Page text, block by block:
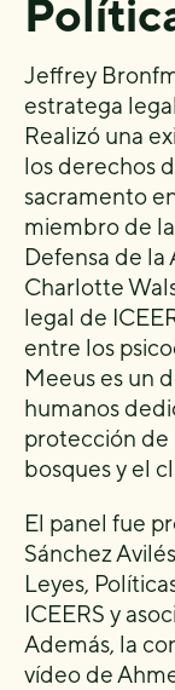
Jeffrey
estratega
Realizó una
los derechos
sacramento
miembro de
Defensa de la
Charlotte
legal de
entre los
Meeus es un
humanos
protección de
bosques y el
El panel fue
Sánchez
Leyes,
ICEERS y
Además, la
vídeo de